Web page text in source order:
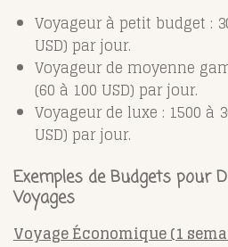
Voyageur à petit budget :
USD) par jour.
Voyageur de moyenne
(60 à 100 USD) par jour.
Voyageur de luxe : 1500 à
USD) par jour.
Exemples de Budgets pour
Voyages
Voyage Économique (1